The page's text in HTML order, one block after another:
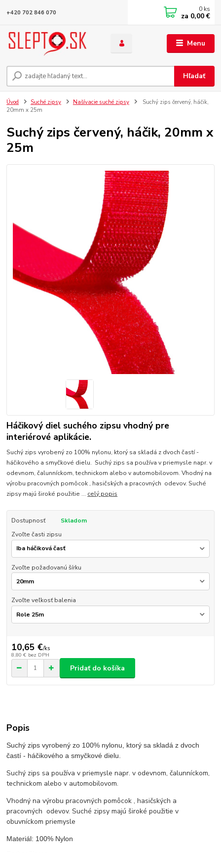
Menu
Hľadať
+420 702 846 070 0 ks
za 0,00 €
Úvod Suché zipsy Našívacie suché zipsy
Suchý zips červený, háčik,
20mm x 25m
Suchý zips červený, háčik, 20mm x
25m
Háčikový diel suchého zipsu vhodný pre
interiérové aplikácie.
Suchý zips vyrobený zo 100% nylonu, ktorý sa skladá z dvoch častí -
háčikového a smyčkové dielu. Suchý zips sa používa v priemysle napr. v
odevnom, čalunníckom, technickom alebo v automobilovom. Vhodný na
výrobu pracovných pomôcok , hasičských a pracovných odevov. Suché
zipsy majú široké použitie ... celý popis
Dostupnosť
Skladom
Zvoľte časti zipsu
Zvoľte požadovanú šírku
Zvoľte veľkosť balenia
10,65 €/ks
8,80 € bez DPH
Pridať do košíka
Popis
Suchý zips vyrobený zo 100% nylonu, ktorý sa skladá z dvoch
častí - háčikového a smyčkové dielu.
Suchý zips sa používa v priemysle napr. v odevnom, čalunníckom,
technickom alebo v automobilovom.
Vhodný na výrobu pracovných pomôcok , hasičských a
pracovných odevov. Suché zipsy majú široké použitie v
obuvníckom priemysle
Materiál: 100% Nylon